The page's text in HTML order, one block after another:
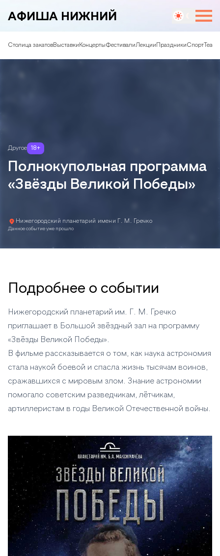
АФИША НИЖНИЙ
Столица закатовВыставкиКонцертыФестивалиЛекции ПраздникиСпорт
Другое 18+
Полнокупольная программа
«Звёзды Великой Победы»
Нижегородский планетарий имени Г. М. Гречко
Данное событие уже прошло
Подробнее о событии
Нижегородский планетарий им. Г. М. Гречко
приглашает в Большой звёздный зал на программу
«Звёзды Великой Победы».
В фильме рассказывается о том, как наука астрономия
стала наукой боевой и спасла жизнь тысячам воинов,
сражавшихся с мировым злом. Знание астрономии
помогало советским разведчикам, лётчикам,
артиллеристам в годы Великой Отечественной войны.